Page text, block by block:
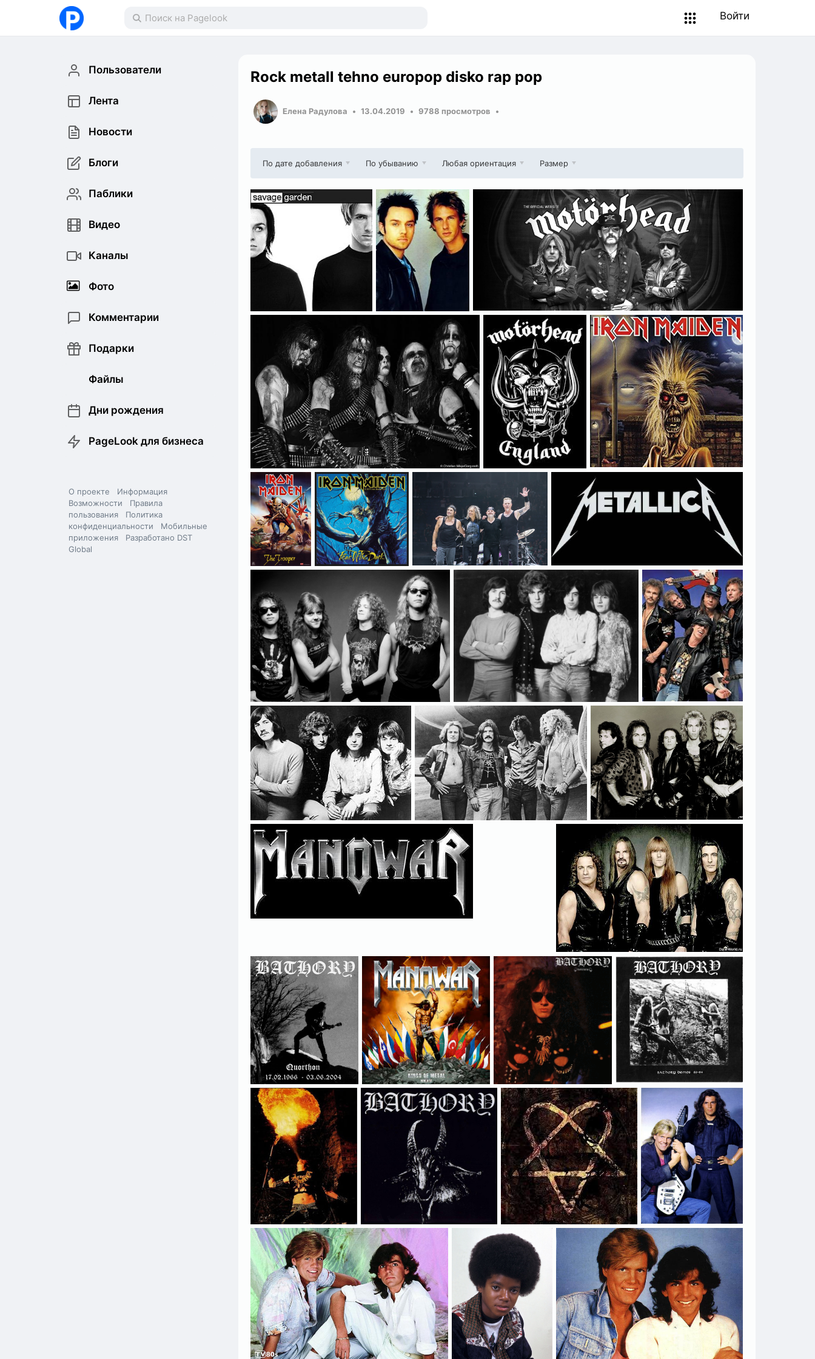
Войти
Пользователи
Лента
Новости
Блоги
Паблики
Видео
Каналы
Фото
Комментарии
Подарки
Файлы
Дни рождения
PageLook для бизнеса
О проекте
Информация
Возможности
Правила
пользования
Политика
конфиденциальности
Мобильные
приложения
Разработано DST
Global
Rock metall tehno europop disko rap pop
Елена Радулова 13.04.2019 9788 просмотров
По дате добавления По убыванию Любая ориентация Размер